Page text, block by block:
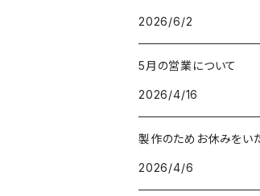
2026/6/2
5月の営業について
2026/4/16
製作のためお休みをい
2026/4/6